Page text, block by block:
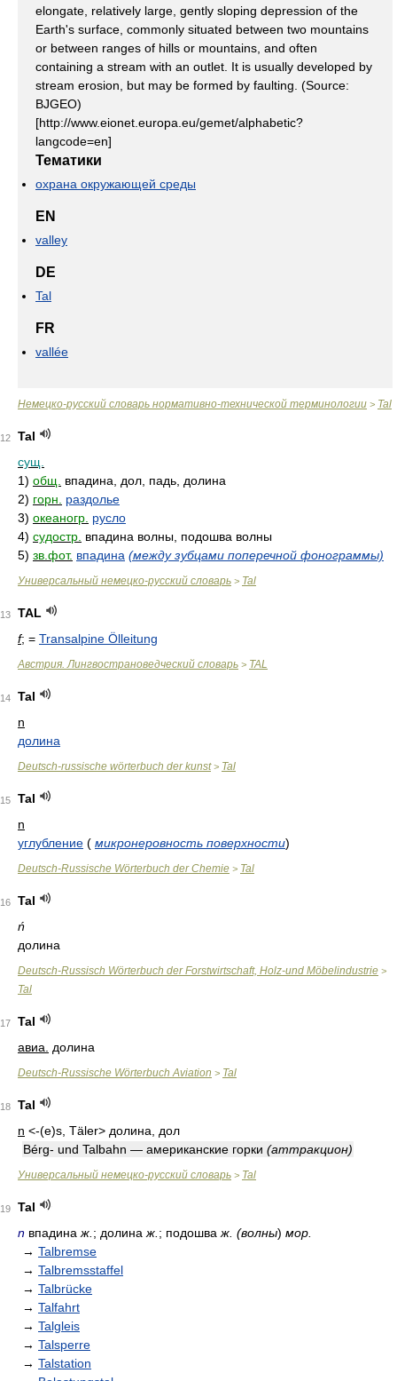
elongate, relatively large, gently sloping depression of the
Earth's surface, commonly situated between two mountains
or between ranges of hills or mountains, and often
containing a stream with an outlet. It is usually developed by
stream erosion, but may be formed by faulting. (Source:
BJGEO)
[http://www.eionet.europa.eu/gemet/alphabetic?
langcode=en]
Тематики
охрана окружающей среды
EN
valley
DE
Tal
FR
vallée
Немецко-русский словарь нормативно-технической терминологии > Tal
12
Tal
сущ.
1) общ.
впадина, дол, падь, долина
2) горн.
раздолье
3) океаногр. русло
4) судостр. впадина волны, подошва волны
5) зв.фот. впадина (между зубцами поперечной фонограммы)
Универсальный немецко-русский словарь > Tal
13
TAL
f; = Transalpine Ölleitung
Австрия. Лингвострановедческий словарь > TAL
14
Tal
n
долина
Deutsch-russische wörterbuch der kunst> Tal
15
Tal
n
углубление ( микронеровность поверхности)
Deutsch-Russische Wörterbuch der Chemie > Tal
16
Tal
ń
долина
Deutsch-Russisch Wörterbuch der Forstwirtschaft, Holz-und Möbelindustrie >
Tal
17
Tal
авиа.
долина
Deutsch-Russische Wörterbuch Aviation > Tal
18
Tal
n <-(e)s, Täler> долина, дол
Bérg- und Talbahn — американские горки (аттракцион)
Универсальный немецко-русский словарь > Tal
19
Tal
n впадина ж. ; долина ж. ; подошва ж. (волны) мор.
→ Talbremse
→ Talbremsstaffel
→ Talbrücke
→ Talfahrt
→ Talgleis
→ Talsperre
→ Talstation